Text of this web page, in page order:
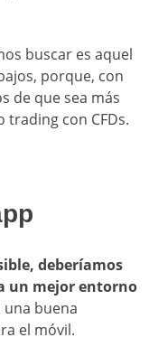
buscar es aquel
porque, con
de que sea más
trading con CFDs.
deberíamos
un mejor entorno
una buena
el móvil.